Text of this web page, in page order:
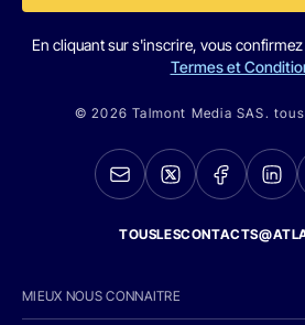
En cliquant sur s'inscrire, vous
Termes et
© 2026 Talmont Media SAS.
MIEUX NOUS CONNAITRE